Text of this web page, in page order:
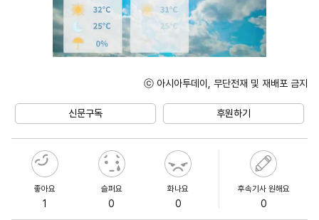
ⓒ 아시아투데이, 무단전재 및 재배포 금지
신문구독 후원하기
좋아요
1
슬퍼요
0
화나요
0
후속기사 원해요
0